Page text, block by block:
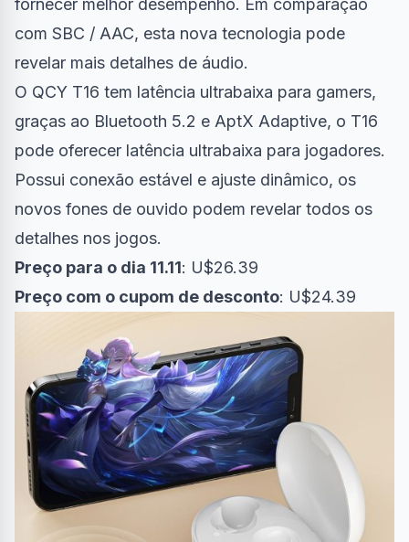
fornecer melhor desempenho. Em comparação
com SBC / AAC, esta nova tecnologia pode
revelar mais detalhes de áudio.
O QCY T16 tem latência ultrabaixa para gamers,
graças ao Bluetooth 5.2 e AptX Adaptive, o T16
pode oferecer latência ultrabaixa para jogadores.
Possui conexão estável e ajuste dinâmico, os
novos fones de ouvido podem revelar todos os
detalhes nos jogos.
Preço para o dia 11.11: U$26.39
Preço com o cupom de desconto: U$24.39